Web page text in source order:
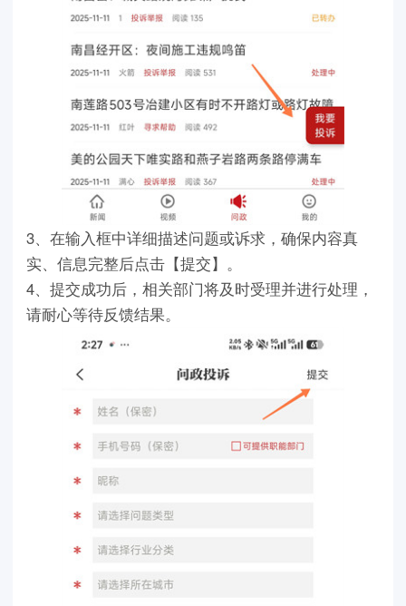
3、在输入框中详细描述问题或诉求，确保内容真
实、信息完整后点击【提交】。
4、提交成功后，相关部门将及时受理并进行处理，
请耐心等待反馈结果。